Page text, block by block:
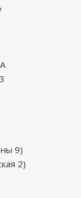
9)
2)